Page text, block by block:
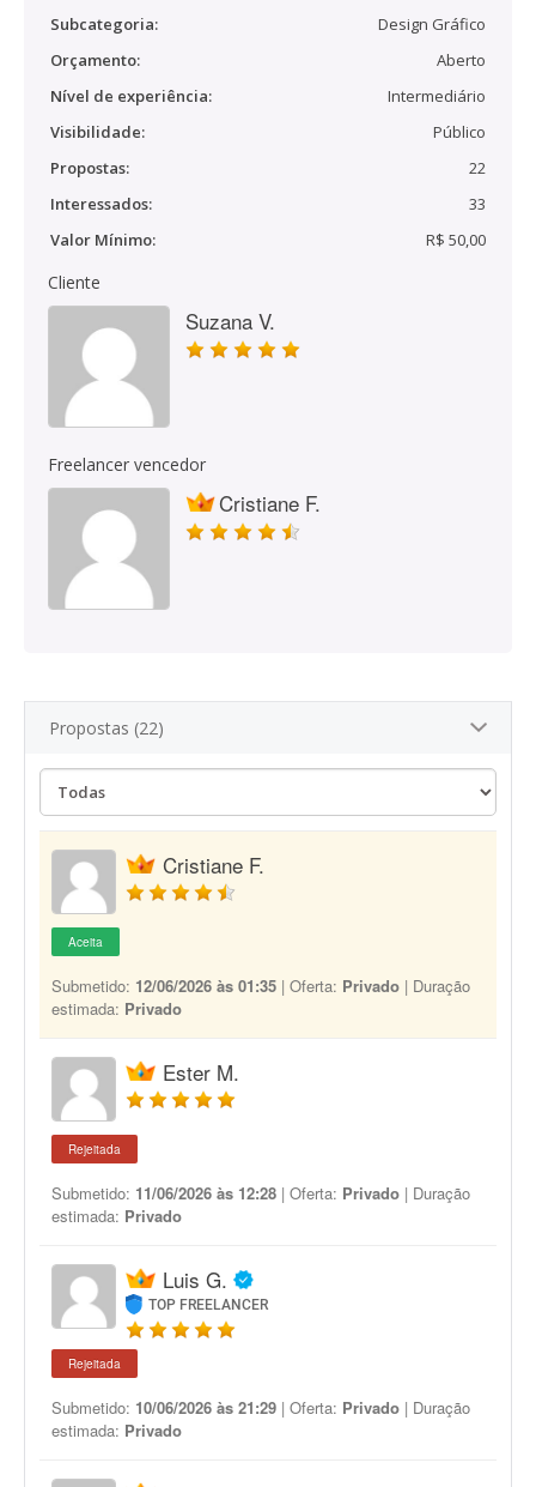
Subcategoria:
Design Gráfico
Orçamento:
Aberto
Nível de experiência:
Intermediário
Visibilidade:
Público
Propostas:
22
Interessados:
33
Valor Mínimo:
R$ 50,00
Cliente
Suzana V.
Freelancer vencedor
Cristiane F.
Propostas (22)
Cristiane F.
Aceita
Submetido: 12/06/2026 às 01:35 | Oferta: Privado | Duração
estimada: Privado
Ester M.
Rejeitada
Submetido: 11/06/2026 às 12:28 | Oferta: Privado | Duração
estimada: Privado
Luis G.
TOP FREELANCER
Rejeitada
Submetido: 10/06/2026 às 21:29 | Oferta: Privado | Duração
estimada: Privado